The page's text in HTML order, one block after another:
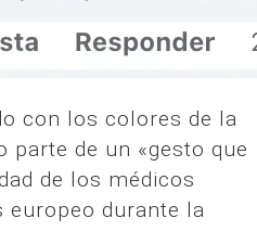
con los colores de la
parte de un «gesto que
de los médicos
europeo durante la